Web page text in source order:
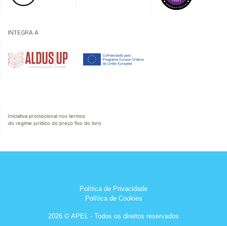
INTEGRA A
Iniciativa promocional nos termos
do regime jurídico do preço fixo do livro
Política de Privacidade
Política de Cookies
2026 © APEL - Todos os direitos reservados